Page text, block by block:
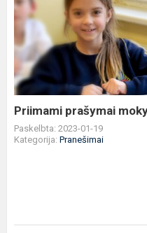
prašymai
mokytis
1
-
oje
klasėje!
Priimami prašymai
Paskelbta: 2023-01-19
Kategorija: Pranešimai